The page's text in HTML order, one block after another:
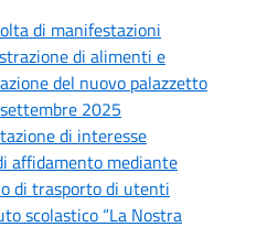
di manifestazioni
di alimenti e
del nuovo palazzetto
2025
di interesse
affidamento mediante
di trasporto di utenti
scolastico “La Nostra